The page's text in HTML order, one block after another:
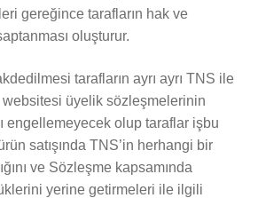
gereğince tarafların hak ve
oluşturur.
tarafların ayrı ayrı TNS ile
üyelik sözleşmelerinin
engellemeyecek olup taraflar işbu
satışında TNS’in herhangi bir
ve Sözleşme kapsamında
yerine getirmeleri ile ilgili